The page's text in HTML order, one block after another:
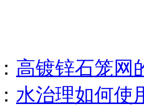
高镀锌石笼网
水治理如何使